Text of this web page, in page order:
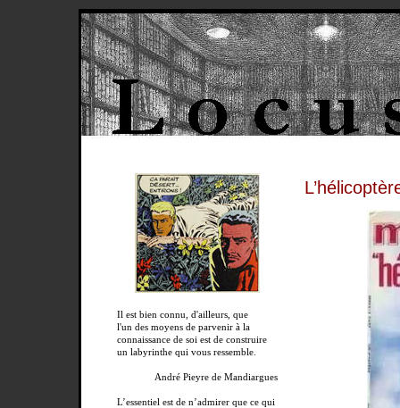
Il est bien connu, d'ailleurs, que
l'un des moyens de parvenir à la
connaissance de soi est de construire
un labyrinthe qui vous ressemble.
André Pieyre de Mandiargues
L’essentiel est de n’admirer que ce qui